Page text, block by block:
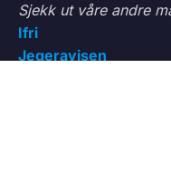
Sjekk ut våre andre
Ifri
Jegeravisen